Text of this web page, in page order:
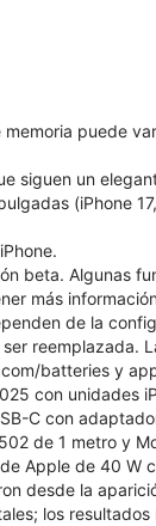
puede
siguen un
(iPhone
beta. Algunas
más
de la
reemplazada.
batteries y
con unidades
C con
de 1 metro y
Apple de 40 W
desde la
los